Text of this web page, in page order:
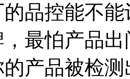
品控能不
最怕产品
产品被检